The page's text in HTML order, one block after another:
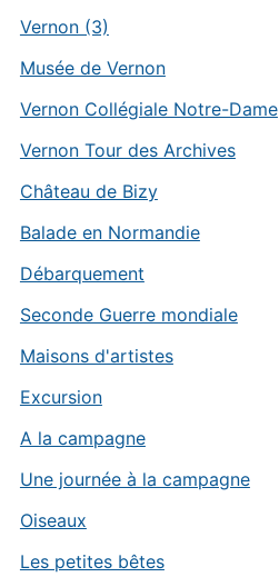
Vernon (3)
Musée de Vernon
Vernon Collégiale Notre-Dame
Vernon Tour des Archives
Château de Bizy
Balade en Normandie
Débarquement
Seconde Guerre mondiale
Maisons d'artistes
Excursion
A la campagne
Une journée à la campagne
Oiseaux
Les petites bêtes